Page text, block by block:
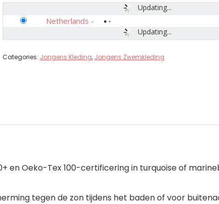
Updating...
Updating...
Netherlands -
Categories: Jongens Kleding, Jongens Zwemkleding
en Oeko-Tex 100-certificering in turquoise of
tegen de zon tijdens het baden of voor